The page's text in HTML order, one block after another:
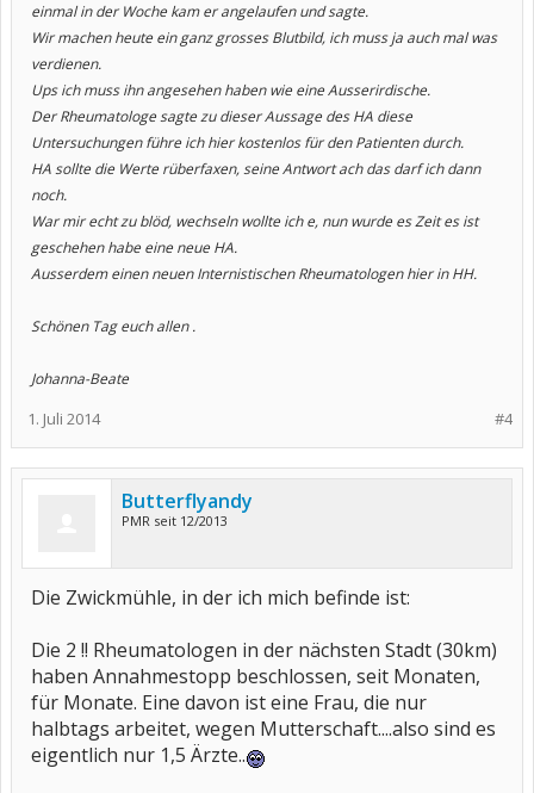
einmal in der Woche kam er angelaufen und sagte.
Wir machen heute ein ganz grosses Blutbild, ich muss ja auch mal was
verdienen.
Ups ich muss ihn angesehen haben wie eine Ausserirdische.
Der Rheumatologe sagte zu dieser Aussage des HA diese
Untersuchungen führe ich hier kostenlos für den Patienten durch.
HA sollte die Werte rüberfaxen, seine Antwort ach das darf ich dann
noch.
War mir echt zu blöd, wechseln wollte ich e, nun wurde es Zeit es ist
geschehen habe eine neue HA.
Ausserdem einen neuen Internistischen Rheumatologen hier in HH.
Schönen Tag euch allen .
Johanna-Beate
#4
1. Juli 2014
Butterflyandy
PMR seit 12/2013
Die Zwickmühle, in der ich mich befinde ist:
Die 2 !! Rheumatologen in der nächsten Stadt (30km)
haben Annahmestopp beschlossen, seit Monaten,
für Monate. Eine davon ist eine Frau, die nur
halbtags arbeitet, wegen Mutterschaft....also sind es
eigentlich nur 1,5 Ärzte..